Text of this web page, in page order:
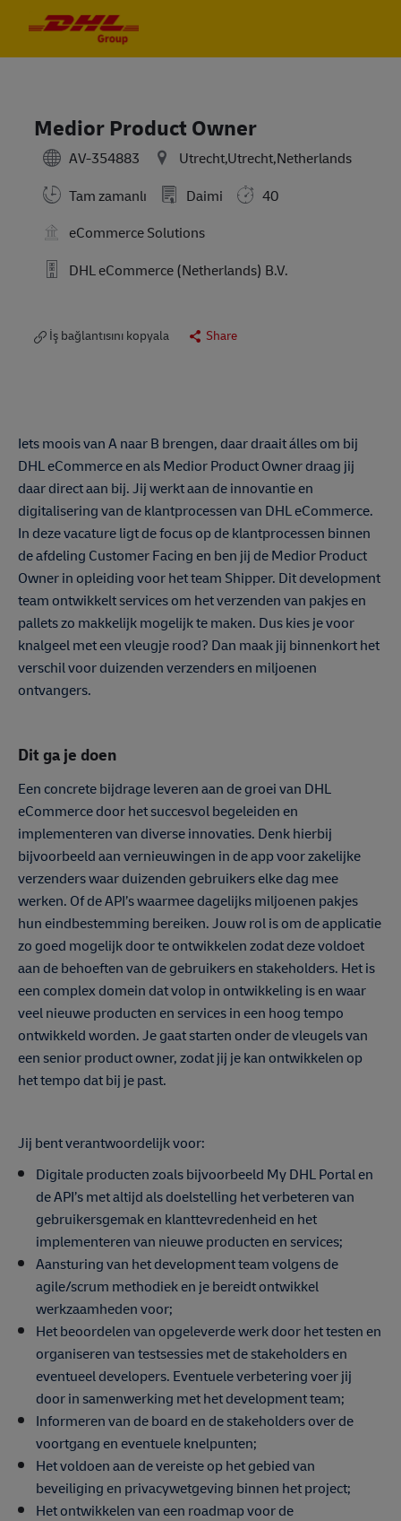
Medior Product Owner
AV-354883
Utrecht,Utrecht,Netherlands
Tam zamanlı
Daimi
40
eCommerce Solutions
DHL eCommerce (Netherlands) B.V.
İş bağlantısını kopyala Share
Iets moois van A naar B brengen, daar draait álles om bij
DHL eCommerce en als Medior Product Owner draag jij
daar direct aan bij. Jij werkt aan de innovantie en
digitalisering van de klantprocessen van DHL eCommerce.
In deze vacature ligt de focus op de klantprocessen binnen
de afdeling Customer Facing en ben jij de Medior Product
Owner in opleiding voor het team Shipper. Dit development
team ontwikkelt services om het verzenden van pakjes en
pallets zo makkelijk mogelijk te maken. Dus kies je voor
knalgeel met een vleugje rood? Dan maak jij binnenkort het
verschil voor duizenden verzenders en miljoenen
ontvangers.
Dit ga je doen
Een concrete bijdrage leveren aan de groei van DHL
eCommerce door het succesvol begeleiden en
implementeren van diverse innovaties. Denk hierbij
bijvoorbeeld aan vernieuwingen in de app voor zakelijke
verzenders waar duizenden gebruikers elke dag mee
werken. Of de API’s waarmee dagelijks miljoenen pakjes
hun eindbestemming bereiken. Jouw rol is om de applicatie
zo goed mogelijk door te ontwikkelen zodat deze voldoet
aan de behoeften van de gebruikers en stakeholders. Het is
een complex domein dat volop in ontwikkeling is en waar
veel nieuwe producten en services in een hoog tempo
ontwikkeld worden. Je gaat starten onder de vleugels van
een senior product owner, zodat jij je kan ontwikkelen op
het tempo dat bij je past.
Jij bent verantwoordelijk voor:
Digitale producten zoals bijvoorbeeld My DHL Portal en
de API’s met altijd als doelstelling het verbeteren van
gebruikersgemak en klanttevredenheid en het
implementeren van nieuwe producten en services;
Aansturing van het development team volgens de
agile/scrum methodiek en je bereidt ontwikkel
werkzaamheden voor;
Het beoordelen van opgeleverde werk door het testen en
organiseren van testsessies met de stakeholders en
eventueel developers. Eventuele verbetering voer jij
door in samenwerking met het development team;
Informeren van de board en de stakeholders over de
voortgang en eventuele knelpunten;
Het voldoen aan de vereiste op het gebied van
beveiliging en privacywetgeving binnen het project;
Het ontwikkelen van een roadmap voor de